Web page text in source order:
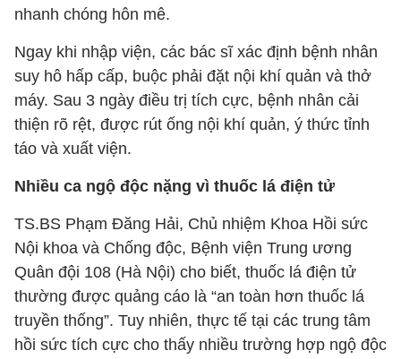
nhanh chóng hôn mê.
Ngay khi nhập viện, các bác sĩ xác định bệnh nhân
suy hô hấp cấp, buộc phải đặt nội khí quản và thở
máy. Sau 3 ngày điều trị tích cực, bệnh nhân cải
thiện rõ rệt, được rút ống nội khí quản, ý thức tỉnh
táo và xuất viện.
Nhiều ca ngộ độc nặng vì thuốc lá điện tử
TS.BS Phạm Đăng Hải, Chủ nhiệm Khoa Hồi sức
Nội khoa và Chống độc, Bệnh viện Trung ương
Quân đội 108 (Hà Nội) cho biết, thuốc lá điện tử
thường được quảng cáo là “an toàn hơn thuốc lá
truyền thống”. Tuy nhiên, thực tế tại các trung tâm
hồi sức tích cực cho thấy nhiều trường hợp ngộ độc